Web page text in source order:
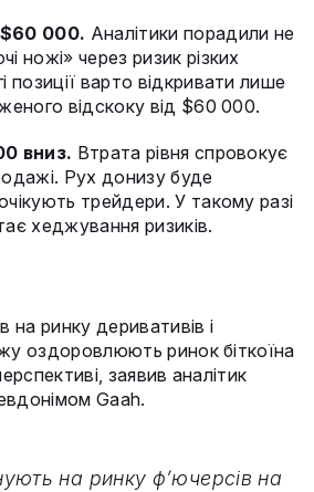
000. Аналітики порадили не
ножі» через ризик різких
позиції варто відкривати лише
відскоку від $60 000.
вниз. Втрата рівня спровокує
Рух донизу буде
трейдери. У такому разі
хеджування ризиків.
на ринку деривативів і
оздоровлюють ринок біткоїна
заявив аналітик
Gaah.
на ринку ф’ючерсів на